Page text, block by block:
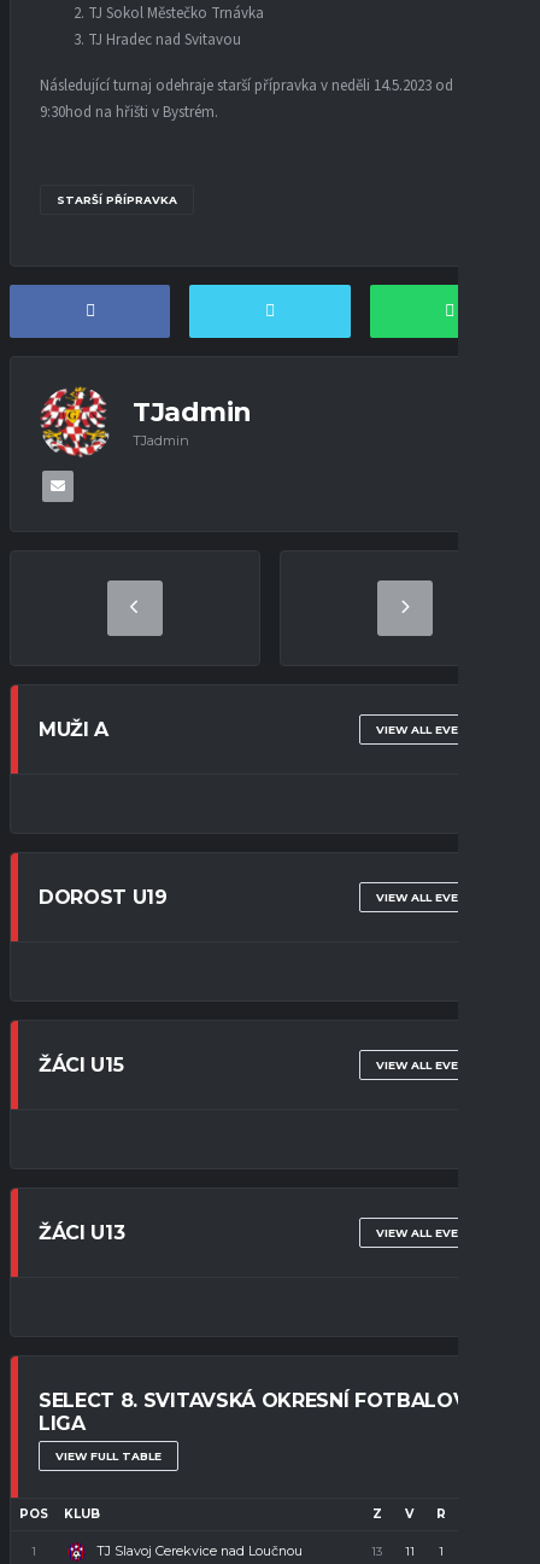
TJ Sokol Městečko Trnávka
TJ Hradec nad Svitavou
Následující turnaj odehraje starší přípravka v neděli 14.5.2023 od
9:30hod na hřišti v Bystrém.
STARŠÍ PŘÍPRAVKA
TJadmin
TJadmin
MUŽI A VIEW ALL EVENTS
DOROST U19 VIEW ALL EVENTS
ŽÁCI U15 VIEW ALL EVENTS
ŽÁCI U13 VIEW ALL EVENTS
SELECT 8. SVITAVSKÁ OKRESNÍ FOTBALOVÁ
LIGA
VIEW FULL TABLE
POS KLUB Z V R
1 TJ Slavoj Cerekvice nad Loučnou 13 11 1